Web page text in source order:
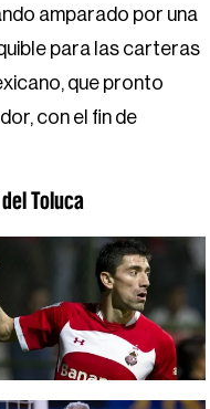
amparado por una
para las carteras
que pronto
con el fin de
Toluca